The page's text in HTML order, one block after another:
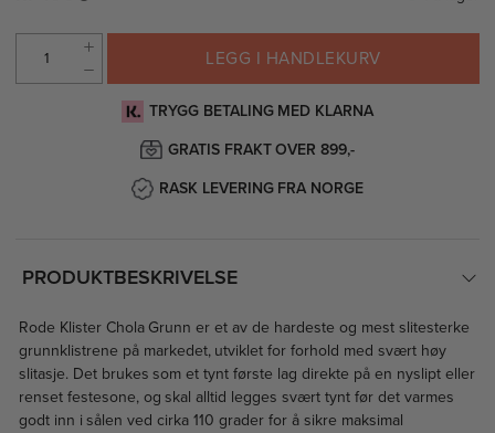
LEGG I HANDLEKURV
TRYGG BETALING MED KLARNA
GRATIS FRAKT OVER 899,-
RASK LEVERING FRA NORGE
PRODUKTBESKRIVELSE
Rode Klister Chola Grunn er et av de hardeste og mest slitesterke
grunnklistrene på markedet, utviklet for forhold med svært høy
slitasje. Det brukes som et tynt første lag direkte på en nyslipt eller
renset festesone, og skal alltid legges svært tynt før det varmes
godt inn i sålen ved cirka 110 grader for å sikre maksimal